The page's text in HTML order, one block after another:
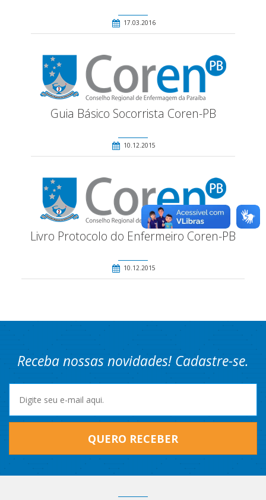
17.03.2016
Guia Básico Socorrista Coren-PB
10.12.2015
Livro Protocolo do Enfermeiro Coren-PB
10.12.2015
Receba nossas novidades! Cadastre-se.
QUERO RECEBER